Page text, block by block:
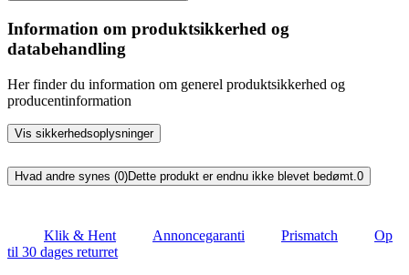
Information om produktsikkerhed og
databehandling
Her finder du information om generel produktsikkerhed og
producentinformation
Vis sikkerhedsoplysninger
Hvad andre synes (0)Dette produkt er endnu ikke blevet bedømt. 0
Klik & Hent Annoncegaranti Prismatch
Op
til 30 dages returret